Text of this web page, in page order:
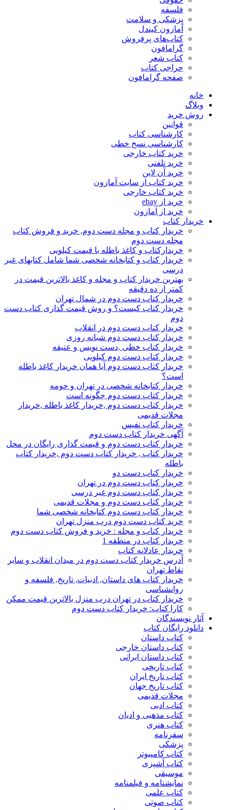
فلسفه
پزشکی و سلامت
آمازون کیندل
کتاب‌های پرفروش
گرامافون
کتاب شعر
حراجی کتاب
صفحه گرامافون
خانه
وبلاگ
روش خرید
قوانین
کارشناسی کتاب
کارشناسی نسخ خطی
خرید کتاب خارجی
خرید تلفنی
خرید آن لاین
خرید کتاب از سایت آمازون
خرید کتاب خارجی
خرید از ebay
خرید از آمازون
خریدار کتاب
خریدار کتاب و مجله دست دوم, خرید و فروش کتاب
مجله دست دوم
خریدارکتاب و کاغذ باطله با قیمت کیلویی
خریدار کتاب و کتابخانه شخصی شما شامل کتابهای غیر
درسی
بهترین خریدار کتاب و مجله و کاغذ بالاترین قیمت در
کمتر از ده دقیقه
خریدار کتاب دست دوم در شمال تهران
خریدار کتاب کیست؟ و روش قیمت گذاری کتاب دست
دوم
خریدار کتاب دست دوم در انقلاب
خریدار کتاب دست دوم شبانه روزی
خریدار کتاب خطی ,دست نویس و عتیقه
خریدار کتاب دست دوم کیلویی
خریدار کتاب دست دوم آیا همان خریدار کاغذ باطله
است؟
خریدار کتابخانه شخصی در تهران و حومه
خریدار کتاب دست دوم چگونه است
خریدار کتاب دست دوم ,خریدار کاغذ باطله ,خریدار
مجلات قدیمی
خریدار کتاب نفیس
آگهی خریدار کتاب دست دوم
خریدار کتاب دست دوم و قیمت گذاری رایگان در محل
خریدار کتاب , خریدار کتاب دست دوم ,خریدار کتاب
باطله
خریدار کتاب دست دو
خریدار کتاب دست دوم در تهران
خریدار کتاب دست دوم غیر درسی
خریدار کتاب دست دوم و مجلات قدیمی
خریدار کتاب دست دوم کتابخانه شخصی شما
خرید کتاب دست دوم درب منزل تهران
خریدار کتاب و مجله : خرید و فروش کتاب دست دوم
خریدار کتاب در منطقه 1
خریدار عادلانه کتاب
آدرس خریدار کتاب دست دوم در میدان انقلاب و سایر
نقاط تهران
خریدار کتاب های داستان, ادبیات, تاریخ, فلسفه و
روانشناسی
خریدار کتاب در تهران درب منزل بالاترین قیمت ممکن
کارا کتاب: خریدار کتاب دست دوم
آثار نویسندگان
دانلود رایگان کتاب
کتاب داستان
کتاب داستان خارجی
کتاب داستان ایرانی
کتاب تاریخی
کتاب تاریخ ایران
کتاب تاریخ جهان
مجلات قدیمی
کتاب ادبی
کتاب مذهبی و ادیان
کتاب هنری
سفرنامه
پزشکی
کتاب کامپیوتر
کتاب آشپزی
موسیقی
نمایشنامه و فیلمنامه
کتاب علمی
کتاب صوتی